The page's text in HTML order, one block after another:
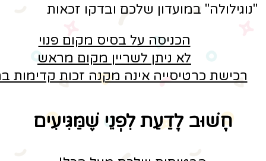
"נוגילולה" במועדון שלכם ובדקו זכאות
הכניסה על בסיס מקום פנוי
לא ניתן לשריין מקום מראש
רכישת כרטיסייה אינה מקנה זכות קדימות
חָשׁוּב לָדַעַת לִפְנֵי שֶׁמַּגִּיעִים